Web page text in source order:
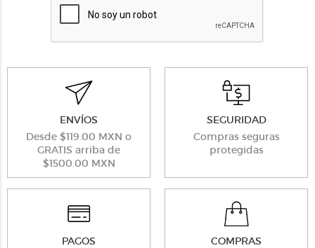
ENVÍOS
Desde $119.00 MXN o
GRATIS arriba de
$1500.00 MXN
SEGURIDAD
Compras seguras
protegidas
PAGOS
COMPRAS